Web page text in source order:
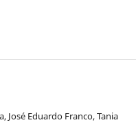
José Eduardo Franco, Tania